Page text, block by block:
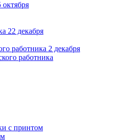
22 декабря
работника 2 декабря
работника
с принтом